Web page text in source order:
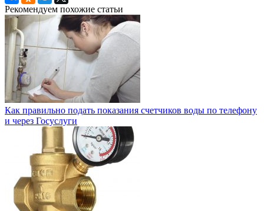
Рекомендуем похожие статьи
Как правильно подать показания счетчиков воды по телефону
и через Госуслуги